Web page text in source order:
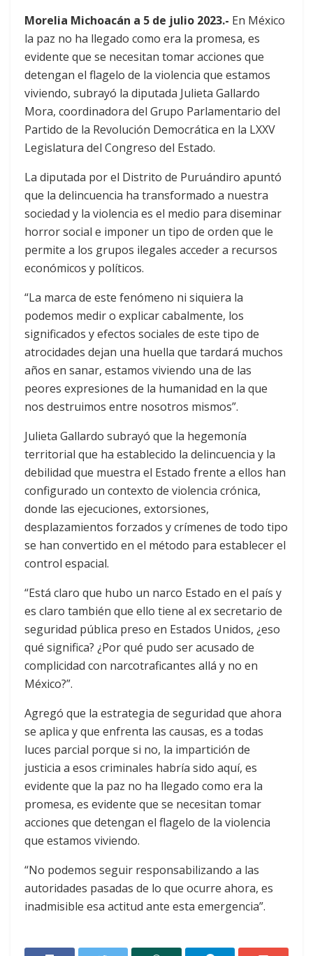
Morelia Michoacán a 5 de julio 2023.- En México
la paz no ha llegado como era la promesa, es
evidente que se necesitan tomar acciones que
detengan el flagelo de la violencia que estamos
viviendo, subrayó la diputada Julieta Gallardo
Mora, coordinadora del Grupo Parlamentario del
Partido de la Revolución Democrática en la LXXV
Legislatura del Congreso del Estado.
La diputada por el Distrito de Puruándiro apuntó
que la delincuencia ha transformado a nuestra
sociedad y la violencia es el medio para diseminar
horror social e imponer un tipo de orden que le
permite a los grupos ilegales acceder a recursos
económicos y políticos.
“La marca de este fenómeno ni siquiera la
podemos medir o explicar cabalmente, los
significados y efectos sociales de este tipo de
atrocidades dejan una huella que tardará muchos
años en sanar, estamos viviendo una de las
peores expresiones de la humanidad en la que
nos destruimos entre nosotros mismos”.
Julieta Gallardo subrayó que la hegemonía
territorial que ha establecido la delincuencia y la
debilidad que muestra el Estado frente a ellos han
configurado un contexto de violencia crónica,
donde las ejecuciones, extorsiones,
desplazamientos forzados y crímenes de todo tipo
se han convertido en el método para establecer el
control espacial.
“Está claro que hubo un narco Estado en el país y
es claro también que ello tiene al ex secretario de
seguridad pública preso en Estados Unidos, ¿eso
qué significa? ¿Por qué pudo ser acusado de
complicidad con narcotraficantes allá y no en
México?”.
Agregó que la estrategia de seguridad que ahora
se aplica y que enfrenta las causas, es a todas
luces parcial porque si no, la impartición de
justicia a esos criminales habría sido aquí, es
evidente que la paz no ha llegado como era la
promesa, es evidente que se necesitan tomar
acciones que detengan el flagelo de la violencia
que estamos viviendo.
“No podemos seguir responsabilizando a las
autoridades pasadas de lo que ocurre ahora, es
inadmisible esa actitud ante esta emergencia”.